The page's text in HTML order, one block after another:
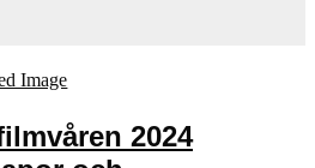
2024